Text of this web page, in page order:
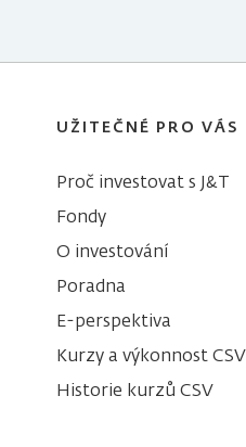
UŽITEČNÉ PRO VÁS
Proč investovat s J&T
Fondy
O investování
Poradna
E-perspektiva
Kurzy a výkonnost CSV
Historie kurzů CSV